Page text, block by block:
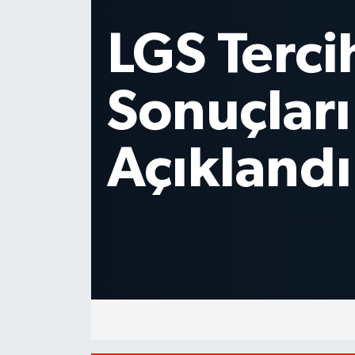
LGS
Sonuçları